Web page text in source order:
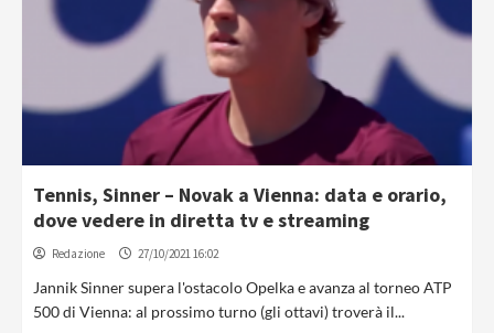
Tennis, Sinner – Novak a Vienna: data e orario,
dove vedere in diretta tv e streaming
Redazione 27/10/2021 16:02
Jannik Sinner supera l'ostacolo Opelka e avanza al torneo ATP
500 di Vienna: al prossimo turno (gli ottavi) troverà il...